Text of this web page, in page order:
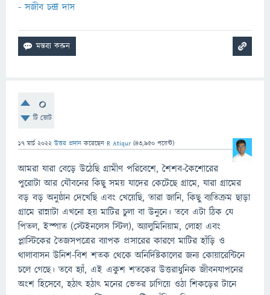
- সজীব চন্দ্র দাস
0
টি ভোট
17 মার্চ 2022 উত্তর প্রদান করেছেন R Atiqur (43,950 পয়েন্ট)
আমরা যারা বেড়ে উঠেছি গ্রামীণ পরিবেশে, শৈশব-কৈশোরের
পুরোটা আর যৌবনের কিছু সময় যাদের কেটেছে গ্রামে, যারা গ্রামের
বড় বড় অনুষ্ঠান দেখেছি এবং খেয়েছি, তারা জানি, কিছু ব্যতিক্রম ছাড়া
গ্রামে রান্নাটা এখনো হয় মাটির চুলা বা উনুনে। তবে এটা ঠিক যে
পিতল, ইস্পাত (স্টেইনলেস স্টিল), অ্যালুমিনিয়াম, লোহা এবং
প্লাস্টিকের তৈজসপত্রের ব্যাপক প্রসারের কারণে মাটির হাঁড়ি ও
থালাবাসন উনিশ-বিশ শতক থেকে অনির্দিষ্টকালের জন্য কোয়ারেন্টিনে
চলে গেছে। তবে হ্যাঁ, এই একুশ শতকের উত্তরাধুনিক জীবনযাপনের
অংশ হিসেবে, হঠাৎ হঠাৎ মনের ভেতর চাগিয়ে ওঠা শিকড়ের টানে